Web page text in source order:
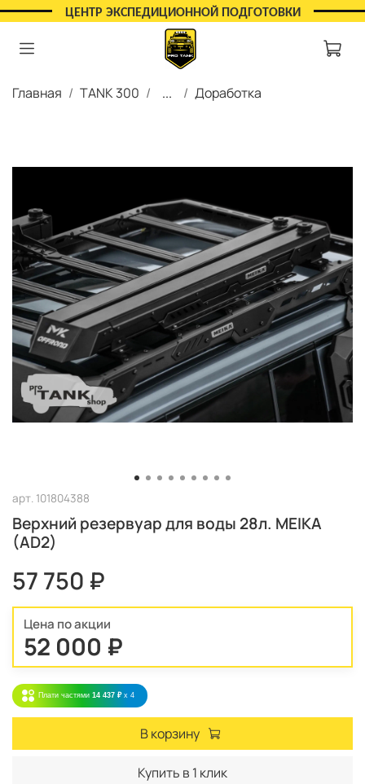
ЦЕНТР ЭКСПЕДИЦИОННОЙ ПОДГОТОВКИ
Главная TANK 300 ... Доработка
арт. 101804388
Верхний резервуар для воды 28л. MEIKA
(AD2)
57 750 ₽
Цена по акции
52 000 ₽
Плати частями 14 437 ₽ x 4
В корзину
Купить в 1 клик